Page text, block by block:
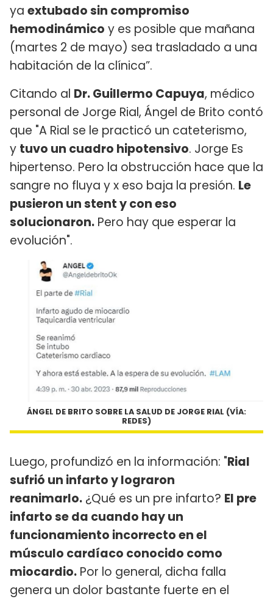
ya extubado sin compromiso
hemodinámico y es posible que mañana
(martes 2 de mayo) sea trasladado a una
habitación de la clínica”.
Citando al Dr. Guillermo Capuya, médico
personal de Jorge Rial, Ángel de Brito contó
que "A Rial se le practicó un cateterismo,
y tuvo un cuadro hipotensivo. Jorge Es
hipertenso. Pero la obstrucción hace que la
sangre no fluya y x eso baja la presión. Le
pusieron un stent y con eso
solucionaron. Pero hay que esperar la
evolución".
ÁNGEL DE BRITO SOBRE LA SALUD DE JORGE RIAL (VÍA:
REDES)
Luego, profundizó en la información: "Rial
sufrió un infarto y lograron
reanimarlo. ¿Qué es un pre infarto? El pre
infarto se da cuando hay un
funcionamiento incorrecto en el
músculo cardíaco conocido como
miocardio. Por lo general, dicha falla
genera un dolor bastante fuerte en el